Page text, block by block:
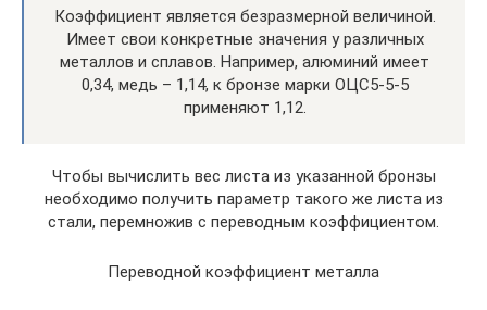
Коэффициент является безразмерной величиной.
Имеет свои конкретные значения у различных
металлов и сплавов. Например, алюминий имеет
0,34, медь – 1,14, к бронзе марки ОЦС5-5-5
применяют 1,12.
Чтобы вычислить вес листа из указанной бронзы
необходимо получить параметр такого же листа из
стали, перемножив с переводным коэффициентом.
Переводной коэффициент металла